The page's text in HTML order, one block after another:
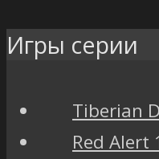
Игры серии
Tiberian
Red Alert